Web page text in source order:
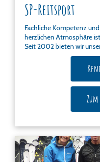
SP-Reitsport
Fachliche Kompetenz
herzlichen Atmosphäre
Seit 2002 bieten wir